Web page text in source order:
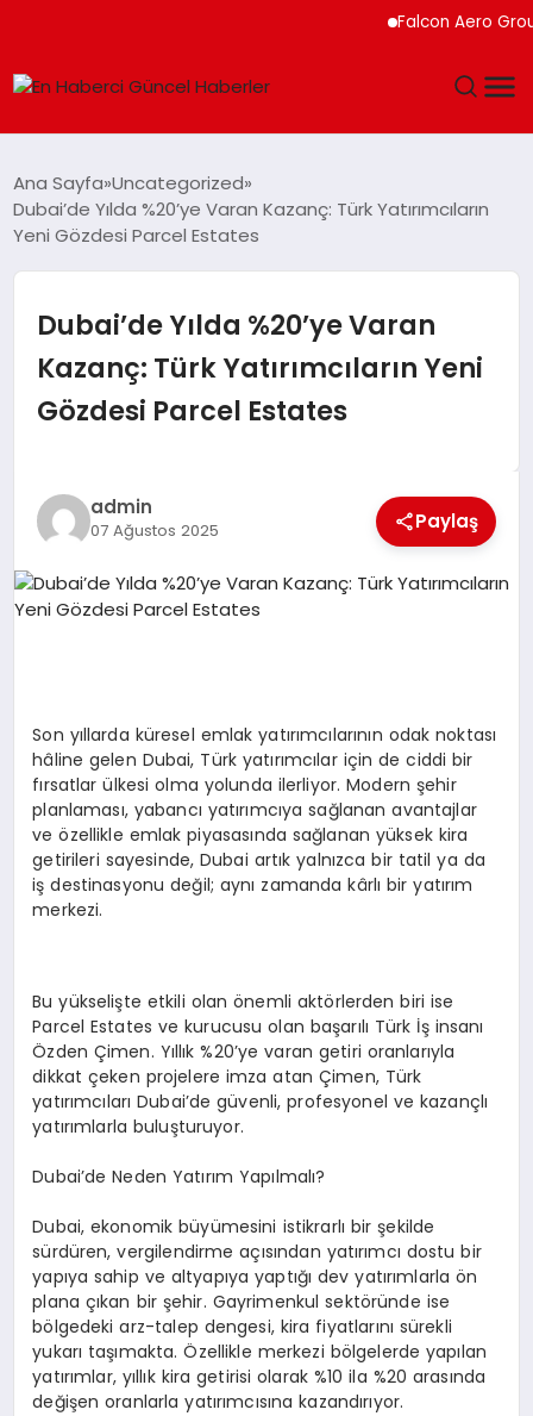
Falcon Aero Group,
SPOR
MAGAZIN
EKONOMI
EĞITIM
Ana Sayfa Uncategorized
Dubai’de Yılda %20’ye Varan Kazanç: Türk Yatırımcıların
Yeni Gözdesi Parcel Estates
Dubai’de Yılda %20’ye Varan
Kazanç: Türk Yatırımcıların Yeni
Gözdesi Parcel Estates
admin
07 Ağustos 2025 Paylaş
Son yıllarda küresel emlak yatırımcılarının odak noktası
hâline gelen Dubai, Türk yatırımcılar için de ciddi bir
fırsatlar ülkesi olma yolunda ilerliyor. Modern şehir
planlaması, yabancı yatırımcıya sağlanan avantajlar
ve özellikle emlak piyasasında sağlanan yüksek kira
getirileri sayesinde, Dubai artık yalnızca bir tatil ya da
iş destinasyonu değil; aynı zamanda kârlı bir yatırım
merkezi.
Bu yükselişte etkili olan önemli aktörlerden biri ise
Parcel Estates ve kurucusu olan başarılı Türk İş insanı
Özden Çimen. Yıllık %20’ye varan getiri oranlarıyla
dikkat çeken projelere imza atan Çimen, Türk
yatırımcıları Dubai’de güvenli, profesyonel ve kazançlı
yatırımlarla buluşturuyor.
Dubai’de Neden Yatırım Yapılmalı?
Dubai, ekonomik büyümesini istikrarlı bir şekilde
sürdüren, vergilendirme açısından yatırımcı dostu bir
yapıya sahip ve altyapıya yaptığı dev yatırımlarla ön
plana çıkan bir şehir. Gayrimenkul sektöründe ise
bölgedeki arz-talep dengesi, kira fiyatlarını sürekli
yukarı taşımakta. Özellikle merkezi bölgelerde yapılan
yatırımlar, yıllık kira getirisi olarak %10 ila %20 arasında
değişen oranlarla yatırımcısına kazandırıyor.